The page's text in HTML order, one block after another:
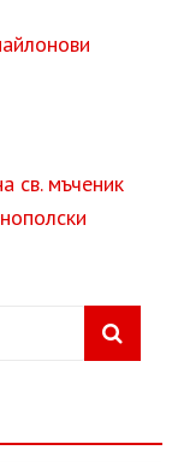
св. мъченик